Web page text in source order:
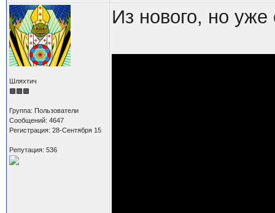
Шляхтич
Группа: Пользователи
Сообщений: 4647
Регистрация: 28-Сентября 15
Репутация: 536
Из нового, но уже